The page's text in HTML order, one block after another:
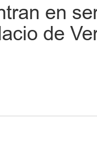
en
de